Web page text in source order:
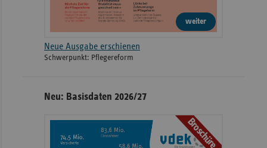
weiter
Neue Ausgabe erschienen
Schwerpunkt: Pflegereform
Neu: Basisdaten 2026/27
Broschüre